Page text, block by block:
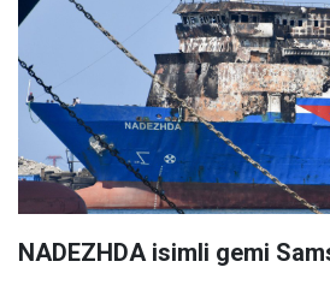
NADEZHDA isimli gemi